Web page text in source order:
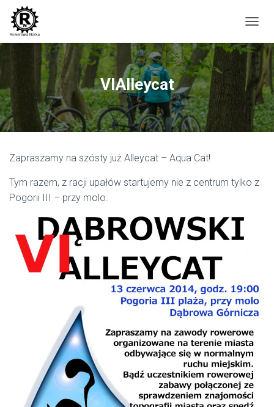
R
Z
Ą
Z
N
A
VIAlleycat
Zapraszamy na szósty już Alleycat – Aqua Cat!
Tym razem, z racji upałów startujemy nie z centrum tylko z
Pogorii III – przy molo.